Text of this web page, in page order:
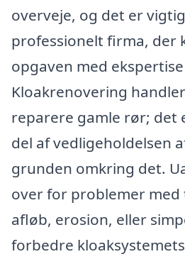
overveje, og det er
professionelt firma, der
opgaven med
Kloakrenovering
reparere gamle rør; det
del af vedligeholdelsen
grunden omkring det.
over for problemer
afløb, erosion, eller
forbedre